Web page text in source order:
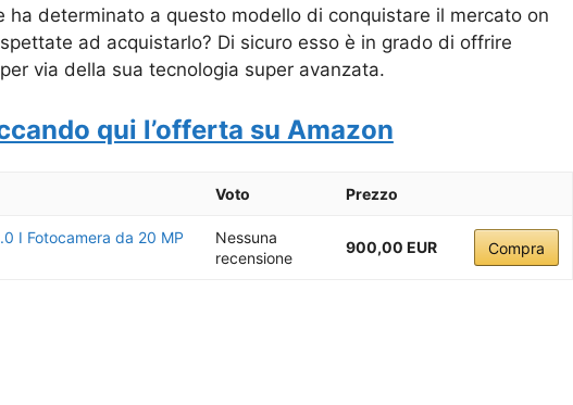
ha determinato a questo modello di conquistare il mercato on
ad acquistarlo? Di sicuro esso è in grado di offrire
via della sua tecnologia super avanzata.
qui l’offerta su Amazon
Voto Prezzo
I Fotocamera da 20 MP
Nessuna
recensione
900,00 EUR Compra